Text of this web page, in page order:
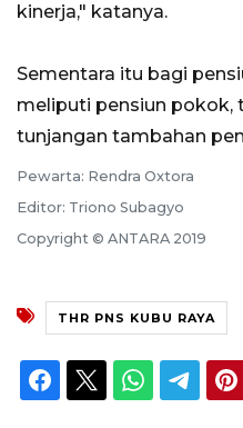
kinerja," katanya.
Sementara itu bagi
meliputi pensiun pokok,
tunjangan tambahan
Pewarta: Rendra Oxtora
Editor: Triono Subagyo
Copyright © ANTARA 2019
THR PNS KUBU RAYA